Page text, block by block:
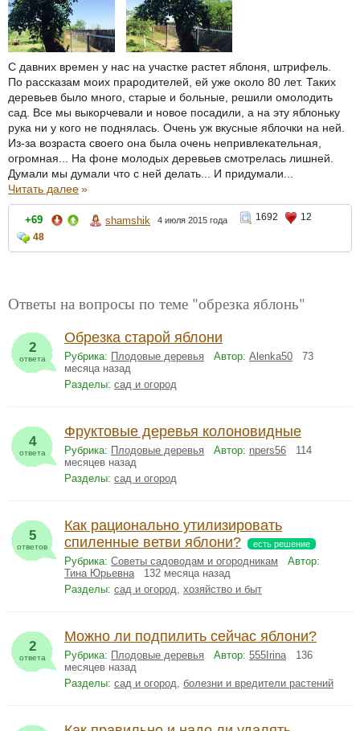
С давних времен у нас на участке растет яблоня, штрифель.
По рассказам моих прародителей, ей уже около 80 лет. Таких
деревьев было много, старые и больные, решили омолодить
сад. Все мы выкорчевали и новое посадили, а на эту яблоньку
рука ни у кого не поднялась. Очень уж вкусные яблочки на ней.
Из-за возраста своего она была очень непривлекательная,
огромная... На фоне молодых деревьев смотрелась лишней.
Думали мы думали что с ней делать... И придумали...
Читать далее»
+69 shamshik 4 июля 2015 года 1692
12
48
Ответы на вопросы по теме "обрезка яблонь"
2
ответа
Обрезка старой яблони
Рубрика: Плодовые деревья Автор: Alenka50 73
месяца назад
Разделы: сад и огород
4
ответа
Фруктовые деревья колоновидные
Рубрика: Плодовые деревья Автор: npers56 114
месяцев назад
Разделы: сад и огород
5
ответов
Как рационально утилизировать
спиленные ветви яблони?
есть решение
Рубрика: Советы садоводам и огородникам
Автор:
Тина Юрьевна132 месяца назад
Разделы: сад и огород, хозяйство и быт
2
ответа
Можно ли подпилить сейчас яблони?
Рубрика: Плодовые деревья Автор: 555Irina136
месяцев назад
Разделы: сад и огород, болезни и вредители растений